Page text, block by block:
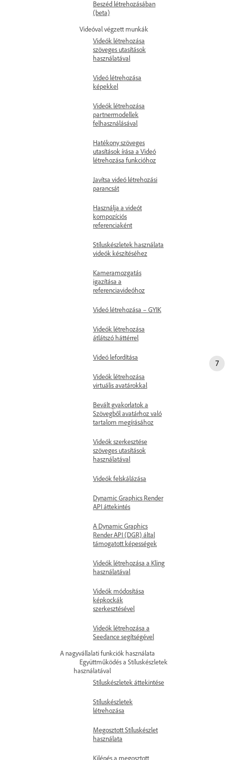
Beszéd létrehozásában
(beta)
Videóval végzett munkák
Videók létrehozása
szöveges utasítások
használatával
Videó létrehozása
képekkel
Videók létrehozása
partnermodellek
felhasználásával
Hatékony szöveges
utasítások írása a Videó
létrehozása funkcióhoz
Javítsa videó létrehozási
parancsát
Használja a videót
kompozíciós
referenciaként
Stíluskészletek használata
videók készítéséhez
Kameramozgatás
igazítása a
referenciavideóhoz
Videó létrehozása – GYIK
Videók létrehozása
átlátszó háttérrel
Videó lefordítása
Videók létrehozása
virtuális avatárokkal
Bevált gyakorlatok a
Szövegből avatárhoz való
tartalom megírásához
Videók szerkesztése
szöveges utasítások
használatával
Videók felskálázása
Dynamic Graphics Render
API áttekintés
A Dynamic Graphics
Render API (DGR) által
támogatott képességek
Videók létrehozása a Kling
használatával
Videók módosítása
képkockák
szerkesztésével
Videók létrehozása a
Seedance segítségével
A nagyvállalati funkciók használata
Együttműködés a Stíluskészletek
használatával
Stíluskészletek áttekintése
Stíluskészletek
létrehozása
Megosztott Stíluskészlet
használata
Kilépés a megosztott